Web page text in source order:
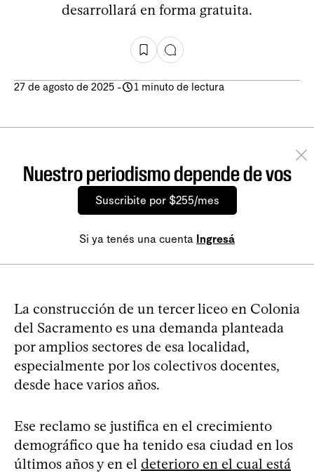
desarrollará en forma gratuita.
27 de agosto de 2025 - 1 minuto de lectura
Nuestro periodismo depende de vos
Suscribite por $255/mes
Si ya tenés una cuenta Ingresá
La construcción de un tercer liceo en Colonia
del Sacramento es una demanda planteada
por amplios sectores de esa localidad,
especialmente por los colectivos docentes,
desde hace varios años.
Ese reclamo se justifica en el crecimiento
demográfico que ha tenido esa ciudad en los
últimos años y en el deterioro en el cual está